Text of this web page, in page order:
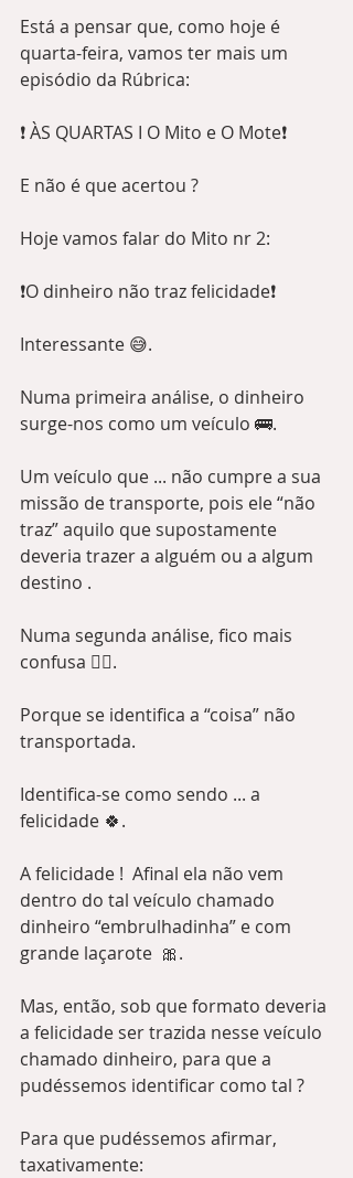
Está a pensar que, como hoje é
quarta-feira, vamos ter mais um
episódio da Rúbrica:
❗️ ÀS QUARTAS I O Mito e O Mote❗️
E não é que acertou ?
Hoje vamos falar do Mito nr 2:
❗️O dinheiro não traz felicidade❗️
Interessante 😅.
Numa primeira análise, o dinheiro
surge-nos como um veículo 🚌.
Um veículo que ... não cumpre a sua
missão de transporte, pois ele “não
traz” aquilo que supostamente
deveria trazer a alguém ou a algum
destino .
Numa segunda análise, fico mais
confusa 🤦‍♀️.
Porque se identifica a “coisa” não
transportada.
Identifica-se como sendo ... a
felicidade 🍀.
A felicidade !  Afinal ela não vem
dentro do tal veículo chamado
dinheiro “embrulhadinha” e com
grande laçarote  🎀.
Mas, então, sob que formato deveria
a felicidade ser trazida nesse veículo
chamado dinheiro, para que a
pudéssemos identificar como tal ?
Para que pudéssemos afirmar,
taxativamente: